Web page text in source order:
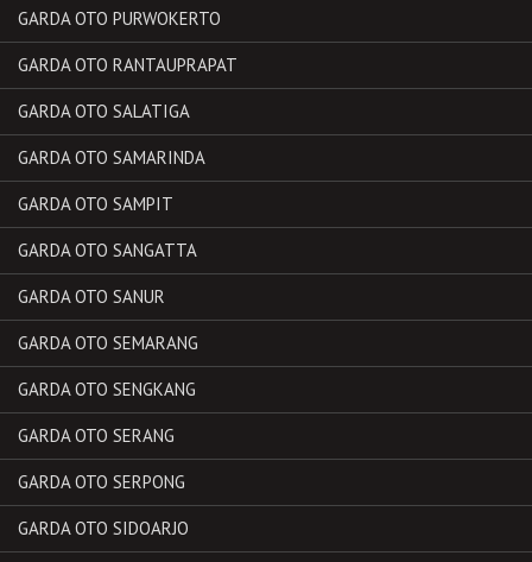
GARDA OTO PURWOKERTO
GARDA OTO RANTAUPRAPAT
GARDA OTO SALATIGA
GARDA OTO SAMARINDA
GARDA OTO SAMPIT
GARDA OTO SANGATTA
GARDA OTO SANUR
GARDA OTO SEMARANG
GARDA OTO SENGKANG
GARDA OTO SERANG
GARDA OTO SERPONG
GARDA OTO SIDOARJO